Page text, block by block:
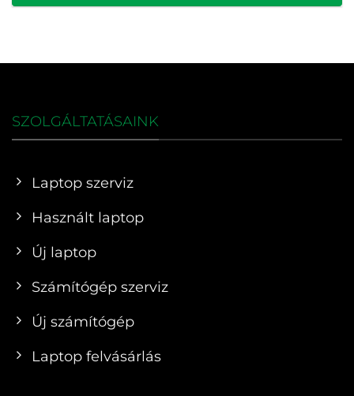
SZOLGÁLTATÁSAINK
Laptop szerviz
Használt laptop
Új laptop
Számítógép szerviz
Új számítógép
Laptop felvásárlás